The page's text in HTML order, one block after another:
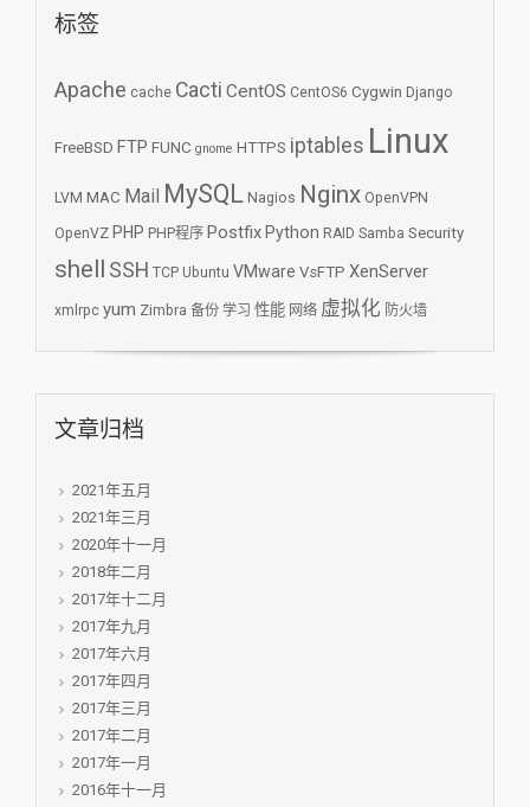
标签
Apache cache Cacti CentOS CentOS6 Cygwin Django
FreeBSD FTP FUNC gnome HTTPS iptables Linux
LVM MAC Mail MySQL Nagios Nginx OpenVPN
OpenVZ PHP PHP程序 Postfix Python RAID Samba Security
shell SSH TCP Ubuntu VMware VsFTP XenServer
xmlrpc yum Zimbra 备份 学习 性能 网络 虚拟化 防火墙
文章归档
2021年五月
2021年三月
2020年十一月
2018年二月
2017年十二月
2017年九月
2017年六月
2017年四月
2017年三月
2017年二月
2017年一月
2016年十一月